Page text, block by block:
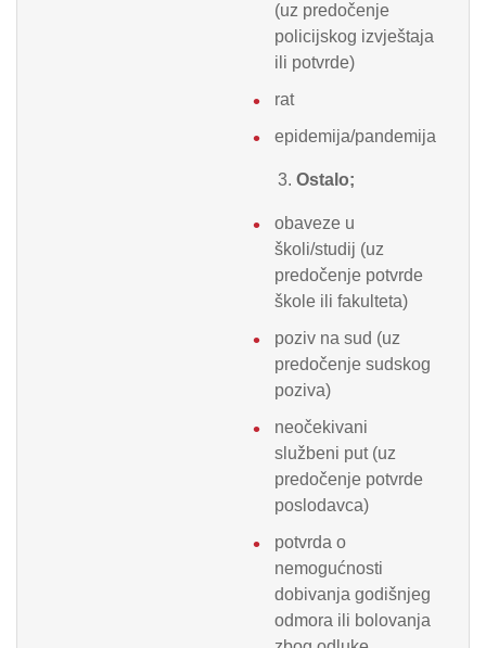
(uz predočenje
policijskog izvještaja
ili potvrde)
rat
epidemija/pandemija
Ostalo;
obaveze u
školi/studij (uz
predočenje potvrde
škole ili fakulteta)
poziv na sud (uz
predočenje sudskog
poziva)
neočekivani
službeni put (uz
predočenje potvrde
poslodavca)
potvrda o
nemogućnosti
dobivanja godišnjeg
odmora ili bolovanja